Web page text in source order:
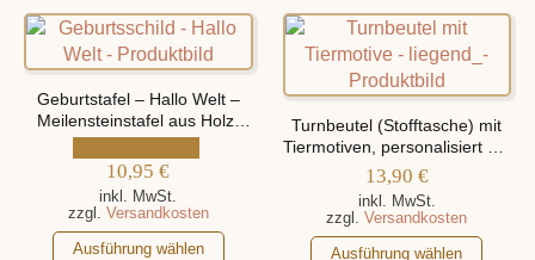
mehrere
Varianten
Die
Optionen
können
der
Produktseite
weist
mehrere
Varianten
auf.
Die
Optionen
können
der
Produktseite
Geburtstafel – Hallo Welt –
Meilensteinstafel aus Holz,
personalisiert mit Namen und
Geburtsdaten
10,95€
inkl. MwSt.
zzgl. Versandkosten
Ausführung wählen
Dieses
Turnbeutel (Stofftasche) mit
Tiermotiven, personalisiert mit
Namen
13,90 €
inkl. MwSt.
zzgl.Versandkosten
Ausführung wählen
Dieses